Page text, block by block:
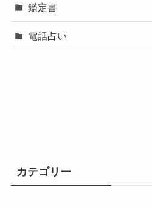
鑑定書
電話占い
カテゴリー